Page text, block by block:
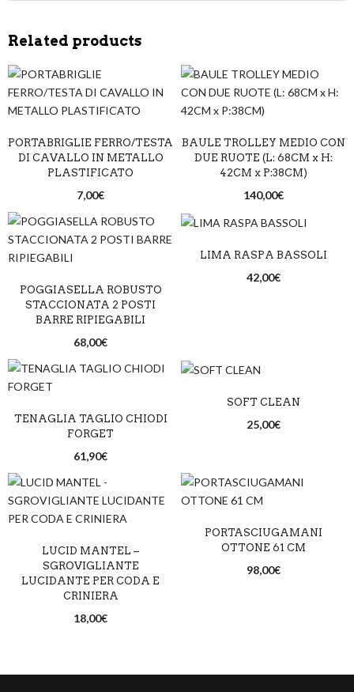
Related products
PORTABRIGLIE FERRO/TESTA
DI CAVALLO IN METALLO
PLASTIFICATO
7,00€
BAULE TROLLEY MEDIO CON
DUE RUOTE (L: 68CM x H:
42CM x P:38CM)
140,00€
POGGIASELLA ROBUSTO
STACCIONATA 2 POSTI
BARRE RIPIEGABILI
68,00€
LIMA RASPA BASSOLI
42,00€
TENAGLIA TAGLIO CHIODI
FORGET
61,90€
SOFT CLEAN
25,00€
LUCID MANTEL –
SGROVIGLIANTE
LUCIDANTE PER CODA E
CRINIERA
18,00€
PORTASCIUGAMANI
OTTONE 61 CM
98,00€